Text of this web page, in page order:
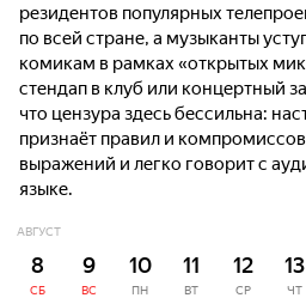
резидентов популярных
по всей стране, а музыканты
комикам в рамках «открытых
стендап в клуб или концертный
что цензура здесь бессильна:
признаёт правил и
выражений и легко говорит с
языке.
АВГУСТ
8
СБ
9
ВС
10
ПН
11
ВТ
12
СР
13
ЧТ